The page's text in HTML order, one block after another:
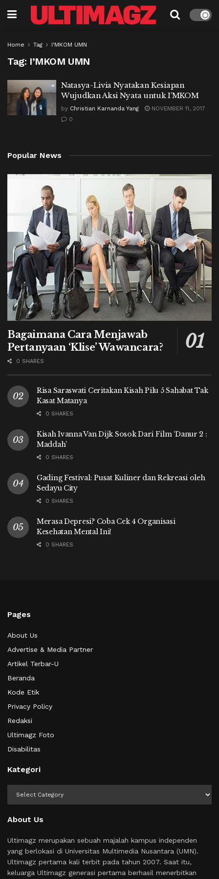
Home Tag I'MKOM UMN
Tag: I’MKOM UMN
Natasya-Livia Nyatakan Kesiapan
Wujudkan Aksi Nyata untuk I’MKOM
by Christian Karnanda Yang
NOVEMBER 11, 2017
0
Popular News
Bagaimana Cara Menjawab
Pertanyaan ‘Klise’ Wawancara?
0 SHARES
Risa Saraswati Ceritakan Kisah Pilu 5 Sahabat Tak
Kasat Matanya
0 SHARES
Kisah Ivanna Van Dijk Sosok Dari Film ‘Danur 2 :
Maddah’
0 SHARES
Gading Festival: Pusat Kuliner dan Rekreasi oleh
Sedayu City
0 SHARES
Merasa Depresi? Coba Cek 4 Organisasi
Kesehatan Mental Ini!
0 SHARES
Pages
About Us
Advertise & Media Partner
Artikel Terbar-U
Beranda
Kode Etik
Privacy Policy
Redaksi
Ultimagz Foto
Disabilitas
Kategori
About Us
Ultimagz merupakan sebuah majalah kampus independen
yang berlokasi di Universitas Multimedia Nusantara (UMN).
Ultimagz pertama kali terbit pada tahun 2007. Saat itu,
keluarga Ultimagz generasi pertama berhasil menerbitkan